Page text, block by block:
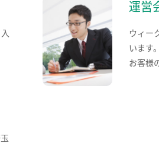
運営
ウィー
います。
お客様